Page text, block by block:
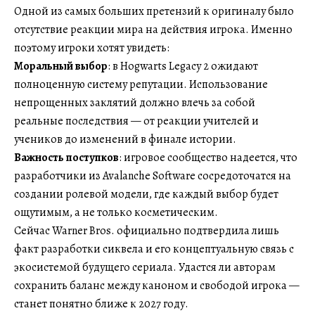
Одной из самых больших претензий к оригиналу было
отсутствие реакции мира на действия игрока. Именно
поэтому игроки хотят увидеть:
Моральный выбор: в Hogwarts Legacy 2 ожидают
полноценную систему репутации. Использование
непрощенных заклятий должно влечь за собой
реальные последствия — от реакции учителей и
учеников до изменений в финале истории.
Важность поступков: игровое сообщество надеется, что
разработчики из Avalanche Software сосредоточатся на
создании ролевой модели, где каждый выбор будет
ощутимым, а не только косметическим.
Сейчас Warner Bros. официально подтвердила лишь
факт разработки сиквела и его концептуальную связь с
экосистемой будущего сериала. Удастся ли авторам
сохранить баланс между каноном и свободой игрока —
станет понятно ближе к 2027 году.